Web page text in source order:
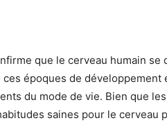
que le cerveau humain
ces époques de
du mode de vie. Bien que
saines pour le